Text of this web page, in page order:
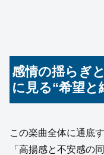
感情の揺らぎ
に見る“希望と
この楽曲全体に通底
「高揚感と不安感の